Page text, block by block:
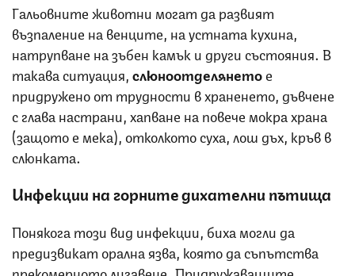
Гальовните животни могат да развият
възпаление на венците, на устната кухина,
натрупване на зъбен камък и други състояния. В
такава ситуация, слюноотделянетое
придружено от трудности в храненето, дъвчене
с глава настрани, хапване на повече мокра храна
(защото е мека), отколкото суха, лош дъх, кръв в
слюнката.
Инфекции на горните дихателни пътища
Понякога този вид инфекции, биха могли да
предизвикат орална язва, която да съпътства
прекомерното лигавене. Придружаващите